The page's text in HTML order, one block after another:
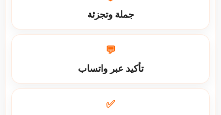
جملة وتجزئة
💬
تأكيد عبر واتساب
✅